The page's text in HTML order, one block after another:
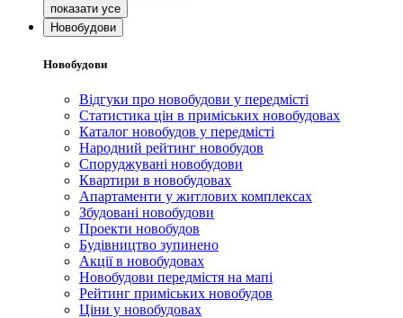
Новобудови
Новобудови
Відгуки про новобудови у передмісті
Статистика цін в приміських новобудовах
Каталог новобудов у передмісті
Народний рейтинг новобудов
Споруджувані новобудови
Квартири в новобудовах
Апартаменти у житлових комплексах
Збудовані новобудови
Проекти новобудов
Будівництво зупинено
Акції в новобудовах
Новобудови передмістя на мапі
Рейтинг приміських новобудов
Ціни у новобудовах